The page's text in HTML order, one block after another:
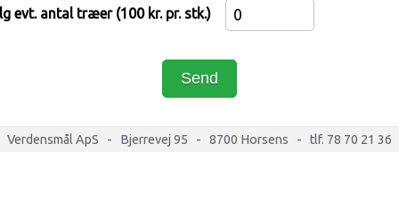
evt. antal træer (100 kr. pr. stk.)
Send
Verdensmål ApS - Bjerrevej 95 - 8700 Horsens - tlf. 78 70 21 36